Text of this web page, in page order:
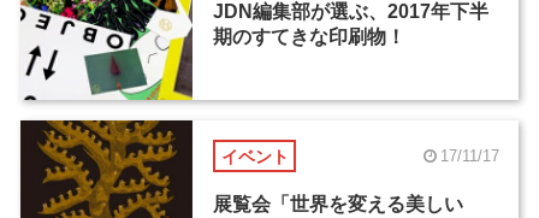
JDN編集部が選ぶ、2017年下半
期のすてきな印刷物！
イベント 17/11/17
展覧会「世界を変える美しい